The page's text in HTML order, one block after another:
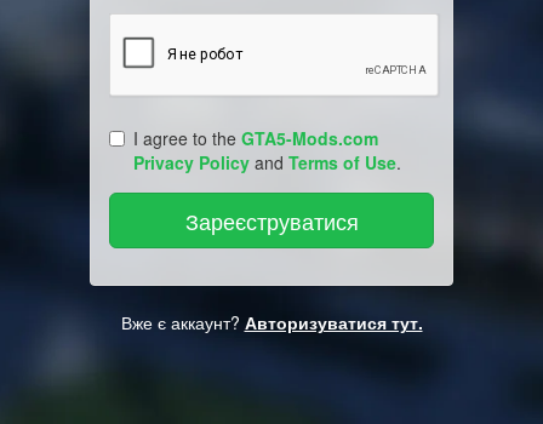
I agree to the GTA5-Mods.com
Privacy Policy and Terms of Use.
Вже є аккаунт? Авторизуватися тут.